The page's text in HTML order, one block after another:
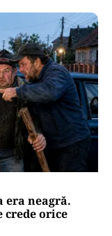
era neagră.
crede orice